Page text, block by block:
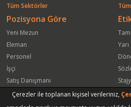
Tüm Sektörler
Pozisyona Göre
Yeni Mezun
Eleman
Personel
İşçi
Satış Danışmanı
Öğrenci
Satış Elemanı
Yeni
Çerezler ile toplanan kişisel verileriniz,